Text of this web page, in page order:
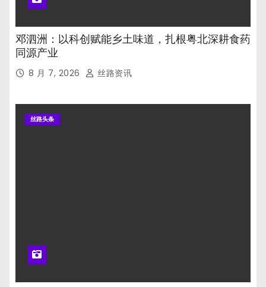
邓泗洲：以科创赋能乡土味道，扎根粤北深耕食药
同源产业
8 月 7, 2026 丝路资讯
丝路头条